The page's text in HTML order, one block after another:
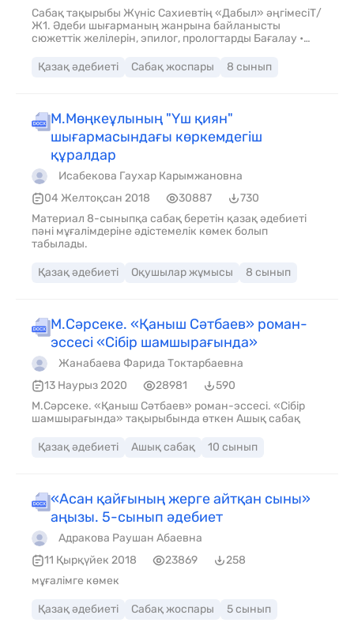
Сабақ тақырыбы Жүніс Сахиевтің «Дабыл» әңгімесіТ/
Ж1. Әдеби шығарманың жанрына байланысты
сюжеттік желілерін, эпилог, прологтарды Бағалау •
алады. • Эпилог, прологтарды анықтайды.
Қазақ әдебиеті Сабақ жоспары 8 сынып
М.Мөңкеұлының "Үш қиян"
шығармасындағы көркемдегіш
құралдар
Исабекова Гаухар Карымжановна
04 Желтоқсан 2018
30887
730
Материал 8-сыныпқа сабақ беретін қазақ әдебиеті
пәні мұғалімдеріне әдістемелік көмек болып
табылады.
Қазақ әдебиеті Оқушылар жұмысы 8 сынып
М.Сәрсеке. «Қаныш Сәтбаев» роман-
эссесі «Сібір шамшырағында»
Жанабаева Фарида Токтарбаевна
13 Наурыз 2020
28981
590
М.Сәрсеке. «Қаныш Сәтбаев» роман-эссесі. «Сібір
шамшырағында» тақырыбында өткен Ашық сабақ
Қазақ әдебиеті Ашық сабақ 10 сынып
«Асан қайғының жерге айтқан сыны»
аңызы. 5-сынып әдебиет
Адракова Раушан Абаевна
11 Қырқүйек 2018
23869
258
мұғалімге көмек
Қазақ әдебиеті Сабақ жоспары 5 сынып